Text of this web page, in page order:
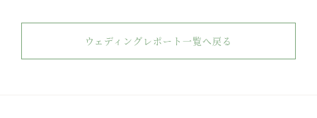
ウェディングレポート一覧へ戻る